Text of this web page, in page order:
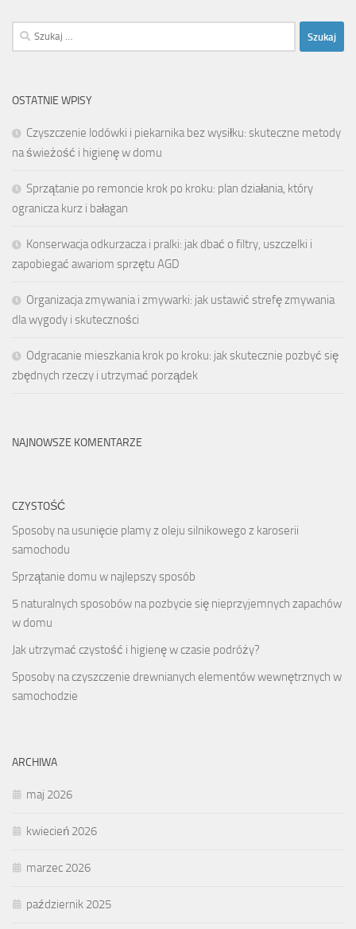
Szukaj:
OSTATNIE WPISY
Czyszczenie lodówki i piekarnika bez wysiłku: skuteczne metody
na świeżość i higienę w domu
Sprzątanie po remoncie krok po kroku: plan działania, który
ogranicza kurz i bałagan
Konserwacja odkurzacza i pralki: jak dbać o filtry, uszczelki i
zapobiegać awariom sprzętu AGD
Organizacja zmywania i zmywarki: jak ustawić strefę zmywania
dla wygody i skuteczności
Odgracanie mieszkania krok po kroku: jak skutecznie pozbyć się
zbędnych rzeczy i utrzymać porządek
NAJNOWSZE KOMENTARZE
CZYSTOŚĆ
Sposoby na usunięcie plamy z oleju silnikowego z karoserii
samochodu
Sprzątanie domu w najlepszy sposób
5 naturalnych sposobów na pozbycie się nieprzyjemnych zapachów
w domu
Jak utrzymać czystość i higienę w czasie podróży?
Sposoby na czyszczenie drewnianych elementów wewnętrznych w
samochodzie
ARCHIWA
maj 2026
kwiecień 2026
marzec 2026
październik 2025